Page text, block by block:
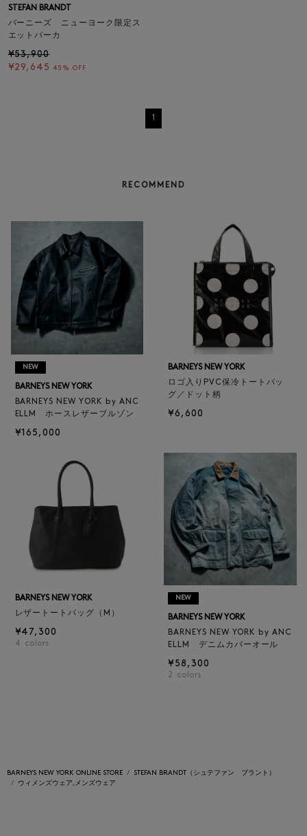
STEFAN BRANDT
バーニーズ ニューヨーク限定ス
エットパーカ
¥53,900
¥29,645 45% OFF
1
RECOMMEND
NEW
BARNEYS NEW YORK
BARNEYS NEW YORK by ANC
ELLM ホースレザーブルゾン
¥165,000
BARNEYS NEW YORK
ロゴ入りPVC保冷トートバッ
グ／ドット柄
¥6,600
BARNEYS NEW YORK
レザートートバッグ（M）
¥47,300
4 colors
NEW
BARNEYS NEW YORK
BARNEYS NEW YORK by ANC
ELLM デニムカバーオール
¥58,300
2 colors
BARNEYS NEW YORK ONLINE STORE
STEFAN BRANDT（シュテファン ブラント）
ウィメンズウェア,メンズウェア